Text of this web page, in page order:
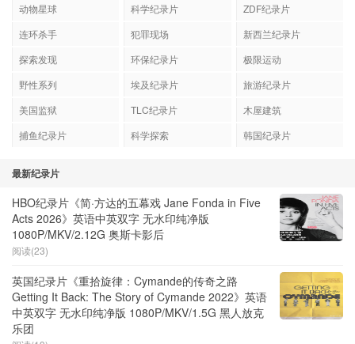
动物星球
科学纪录片
ZDF纪录片
连环杀手
犯罪现场
新西兰纪录片
探索发现
环保纪录片
极限运动
野性系列
埃及纪录片
旅游纪录片
美国监狱
TLC纪录片
木屋建筑
捕鱼纪录片
科学探索 韩国纪录片
最新纪录片
HBO纪录片《简·方达的五幕戏 Jane Fonda in Five
Acts 2026》英语中英双字 无水印纯净版
1080P/MKV/2.12G 奥斯卡影后
阅读(23)
英国纪录片《重拾旋律：Cymande的传奇之路
Getting It Back: The Story of Cymande 2022》英语
中英双字 无水印纯净版 1080P/MKV/1.5G 黑人放克
乐团